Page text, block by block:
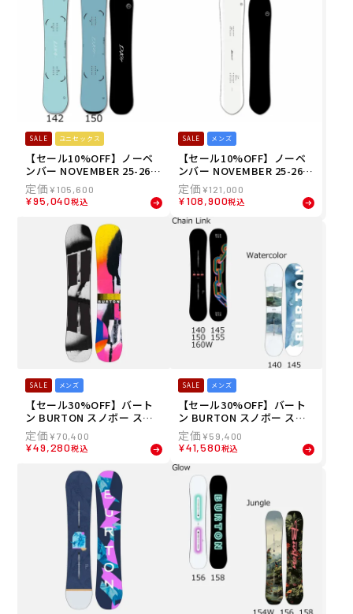
SALE ユニセックス
【セール10%OFF】ノーベ
ンバー NOVEMBER 25-26
ユニセックス ディーエック
スフォー DX4 グラトリ パー
ク キャンバー スノーボード
¥105,600
¥95,040税込
SALE メンズ
【セール10%OFF】ノーベ
ンバー NOVEMBER 25-26
メンズ バックシティー BAC
KCITY オールマウンテン パ
ウダー キャンバー スノーボ
ード
¥121,000
¥108,900税込
SALE メンズ
【セール30%OFF】バート
ン BURTON スノボー スノ
ボ スノーボード 板 リワイン
ド キャンバー オールマウン
テン/パーク 198541-2526
メンズ 男性 25-26
¥70,400
¥49,280税込
SALE メンズ
【セール30%OFF】バート
ン BURTON スノボー スノ
ボ スノーボード 板 カルチベ
ーター Flat Top オールマウ
ンテン 302891 メンズ 男性
25-26
¥59,400
¥41,580税込